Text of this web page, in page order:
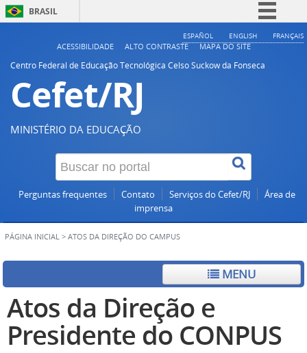
BRASIL
Simplifique!
ESPAÑOL ENGLISH FRANÇAIS
ACESSIBILIDADE ALTO CONTRASTE
MAPA DO SITE
Centro Federal de Educação Tecnológica Celso Suckow da Fonseca
Cefet/RJ
MINISTÉRIO DA EDUCAÇÃO
Perguntas frequentes Contato Serviços do Cefet/RJ
Área de
imprensa
PÁGINA INICIAL > ATOS DA DIREÇÃO DO CAMPUS
MENU
Atos da Direção e
Presidente do CONPUS